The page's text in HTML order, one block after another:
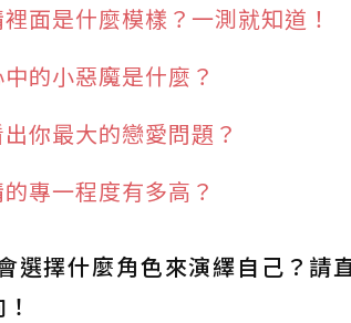
面是什麼模樣？一測就知道！
的小惡魔是什麼？
你最大的戀愛問題？
專一程度有多高？
選擇什麼角色來演繹自己？請